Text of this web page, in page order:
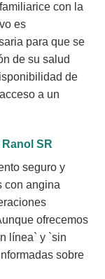
con la
es
para que se
de su salud
de
a un
Ranol SR
seguro y
con angina
ofrecemos
línea` y `sin
sobre